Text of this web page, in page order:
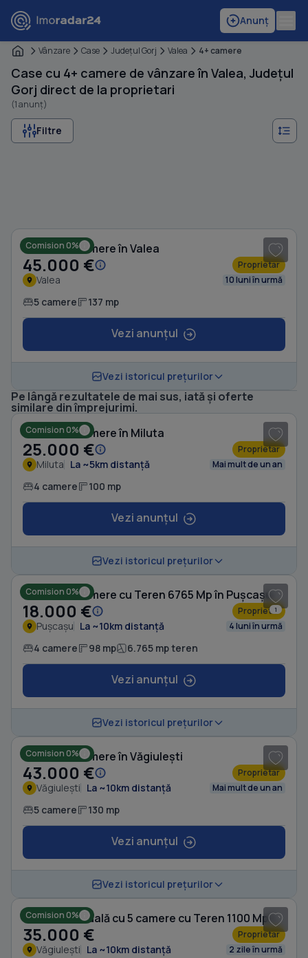
Anunț
Vânzare Case Judeţul Gorj Valea 4+ camere
Case cu 4+ camere de vânzare în Valea, Județul
Gorj direct de la proprietari
(1 anunț)
Filtre
Comision 0%
Casă cu 5 camere în Valea
45.000 € Proprietar
Valea 10 luni în urmă
5 camere 137 mp
Vezi anunțul
Vezi istoricul prețurilor
Pe lângă rezultatele de mai sus, iată și oferte
similare din împrejurimi.
Comision 0%
Casă cu 4 camere în Miluta
25.000 € Proprietar
Miluta La ~5km distanță Mai mult de un an
4 camere 100 mp
Vezi anunțul
Vezi istoricul prețurilor
1
Comision 0%
Casă cu 4 camere cu Teren 6765 Mp în Pușcașu
18.000 € Proprietar
Pușcașu La ~10km distanță 4 luni în urmă
4 camere 98 mp 6.765 mp teren
Vezi anunțul
Vezi istoricul prețurilor
Comision 0%
Casă cu 5 camere în Văgiulești
43.000 € Proprietar
Văgiulești La ~10km distanță Mai mult de un an
5 camere 130 mp
Vezi anunțul
Vezi istoricul prețurilor
Comision 0% Casă individuală cu 5 camere cu Teren 1100 Mp în Văgiulești
35.000 € Proprietar
Văgiulești La ~10km distanță 2 zile în urmă